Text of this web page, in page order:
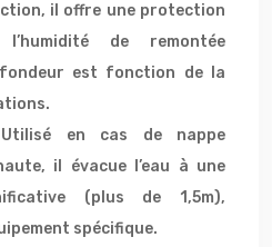
il offre une protection
de remontée
est fonction de la
Utilisé en cas de nappe
il évacue l’eau à une
(plus de 1,5m),
spécifique.